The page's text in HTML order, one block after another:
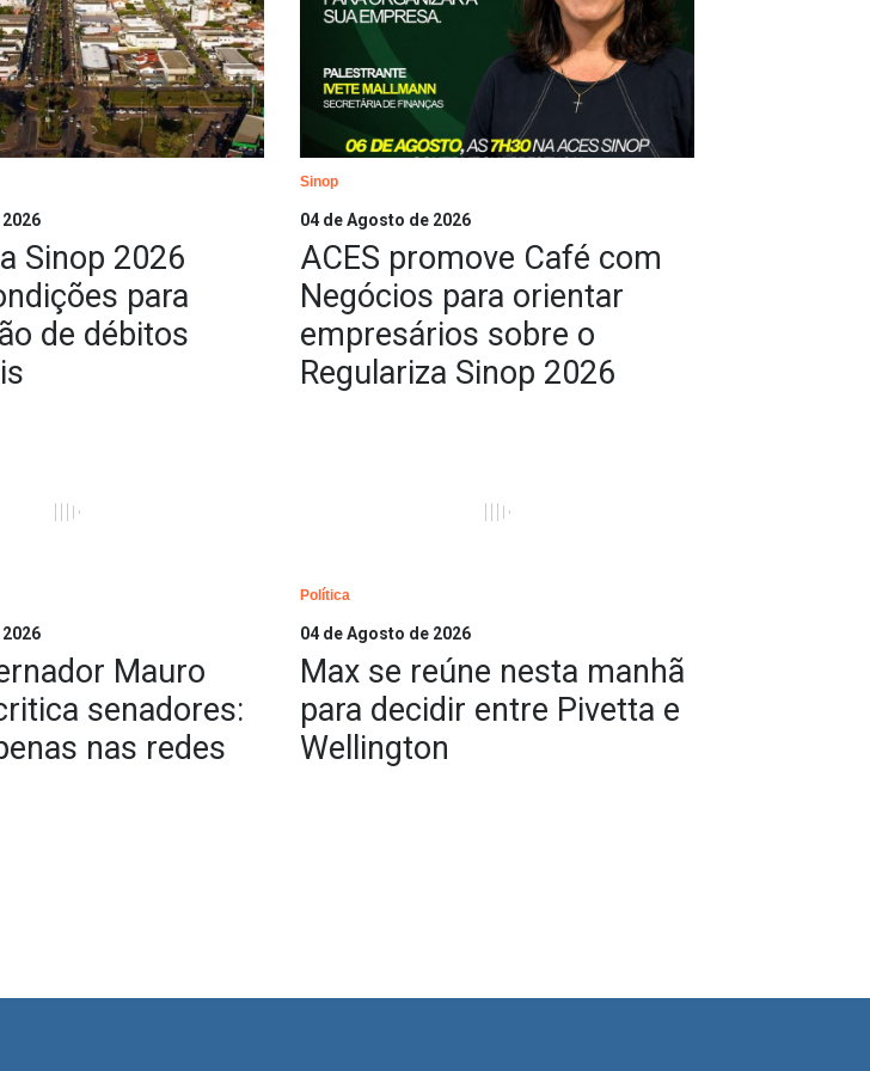
Sinop 2026
para
de débitos
Mauro
senadores:
nas redes
Sinop
04 de Agosto de 2026
ACES promove Café com
Negócios para orientar
empresários sobre o
Regulariza Sinop 2026
Política
04 de Agosto de 2026
Max se reúne nesta manhã
para decidir entre Pivetta e
Wellington